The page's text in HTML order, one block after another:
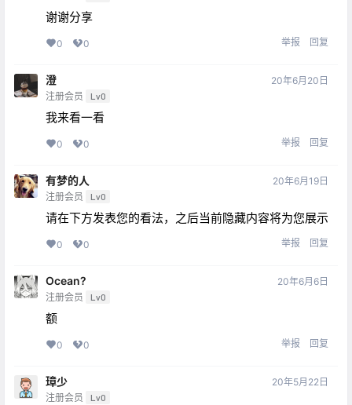
谢谢分享
0 0 举报 回复
澄
注册会员 Lv0
20年6月20日
我来看一看
0 0 举报 回复
有梦的人
注册会员 Lv0
20年6月19日
请在下方发表您的看法，之后当前隐藏内容将为您展示
0 0 举报 回复
Ocean?
注册会员 Lv0
20年6月6日
额
0 0 举报 回复
璋少
注册会员 Lv0
20年5月22日